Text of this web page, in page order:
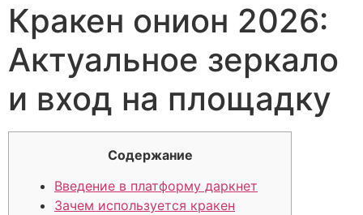
Кракен онион 2026:
Актуальное зеркало
и вход на площадку
Содержание
Введение в платформу даркнет
Зачем используется кракен